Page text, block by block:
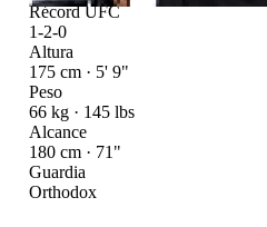
Récord UFC
1-2-0
Altura
175 cm · 5' 9"
Peso
66 kg · 145 lbs
Alcance
180 cm · 71"
Guardia
Orthodox